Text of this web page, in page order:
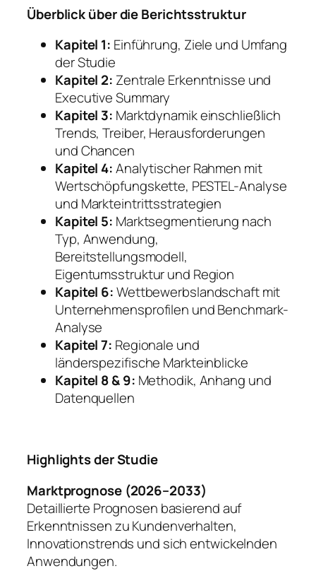
Überblick über die Berichtsstruktur
Kapitel 1: Einführung, Ziele und Umfang
der Studie
Kapitel 2: Zentrale Erkenntnisse und
Executive Summary
Kapitel 3: Marktdynamik einschließlich
Trends, Treiber, Herausforderungen
und Chancen
Kapitel 4:Analytischer Rahmen mit
Wertschöpfungskette, PESTEL-Analyse
und Markteintrittsstrategien
Kapitel 5: Marktsegmentierung nach
Typ, Anwendung,
Bereitstellungsmodell,
Eigentumsstruktur und Region
Kapitel 6:Wettbewerbslandschaft mit
Unternehmensprofilen und Benchmark-
Analyse
Kapitel 7: Regionale und
länderspezifische Markteinblicke
Kapitel 8 & 9: Methodik, Anhang und
Datenquellen
Highlights der Studie
Marktprognose (2026–2033)
Detaillierte Prognosen basierend auf
Erkenntnissen zu Kundenverhalten,
Innovationstrends und sich entwickelnden
Anwendungen.